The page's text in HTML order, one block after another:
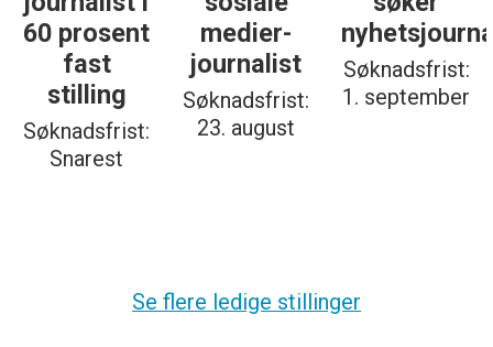
60 prosent
fast
stilling
Søknadsfrist:
Snarest
medier-
journalist
Søknadsfrist:
23. august
Søknadsfrist:
1. september
Se flere ledige stillinger